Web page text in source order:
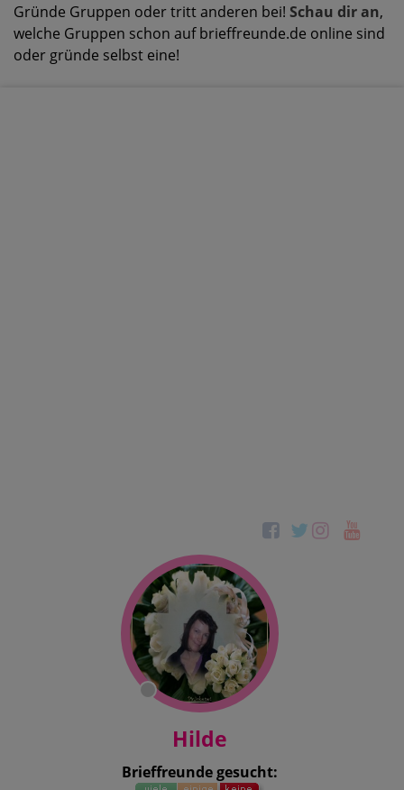
Gründe Gruppen oder tritt anderen bei! Schau dir an,
welche Gruppen schon auf brieffreunde.de online sind
oder gründe selbst eine!
Hilde
Brieffreunde gesucht: